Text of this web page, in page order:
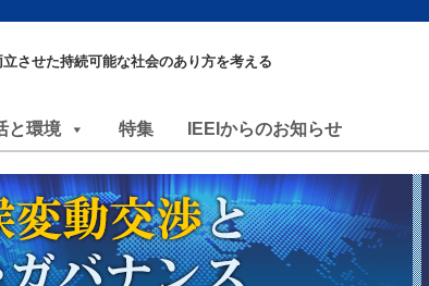
させた持続可能な社会のあり方を考える
と環境 特集 IEEIからのお知らせ